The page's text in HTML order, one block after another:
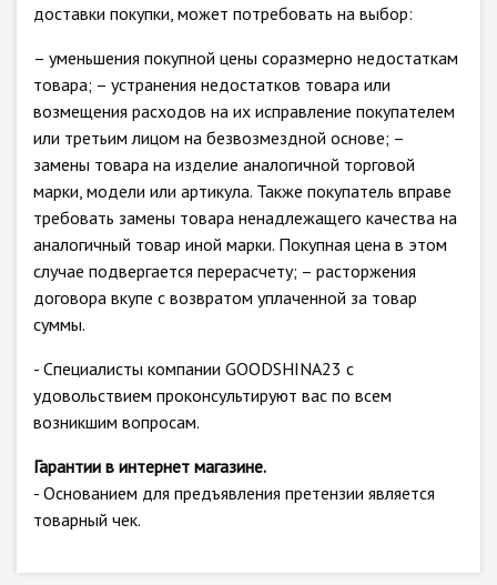
доставки покупки, может потребовать на выбор:
– уменьшения покупной цены соразмерно недостаткам
товара; – устранения недостатков товара или
возмещения расходов на их исправление покупателем
или третьим лицом на безвозмездной основе; –
замены товара на изделие аналогичной торговой
марки, модели или артикула. Также покупатель вправе
требовать замены товара ненадлежащего качества на
аналогичный товар иной марки. Покупная цена в этом
случае подвергается перерасчету; – расторжения
договора вкупе с возвратом уплаченной за товар
суммы.
- Специалисты компании GOODSHINA23 с
удовольствием проконсультируют вас по всем
возникшим вопросам.
Гарантии в интернет магазине.
- Основанием для предъявления претензии является
товарный чек.